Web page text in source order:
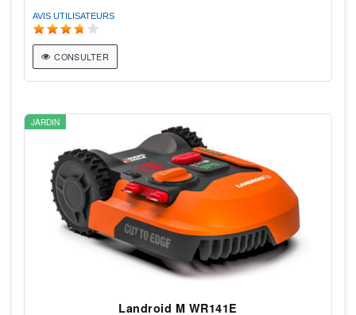
AVIS UTILISATEURS
CONSULTER
JARDIN
Landroid M WR141E